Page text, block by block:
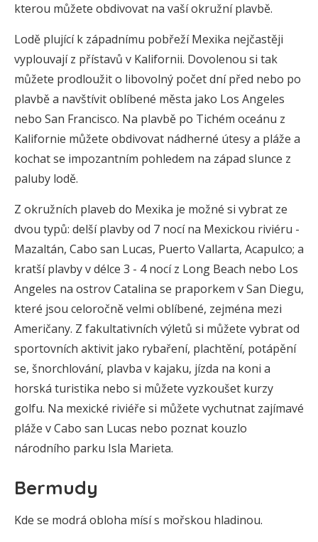
kterou můžete obdivovat na vaší okružní plavbě.
Lodě plující k západnímu pobřeží Mexika nejčastěji
vyplouvají z přístavů v Kalifornii. Dovolenou si tak
můžete prodloužit o libovolný počet dní před nebo po
plavbě a navštívit oblíbené města jako Los Angeles
nebo San Francisco. Na plavbě po Tichém oceánu z
Kalifornie můžete obdivovat nádherné útesy a pláže a
kochat se impozantním pohledem na západ slunce z
paluby lodě.
Z okružních plaveb do Mexika je možné si vybrat ze
dvou typů: delší plavby od 7 nocí na Mexickou riviéru -
Mazaltán, Cabo san Lucas, Puerto Vallarta, Acapulco; a
kratší plavby v délce 3 - 4 nocí z Long Beach nebo Los
Angeles na ostrov Catalina se praporkem v San Diegu,
které jsou celoročně velmi oblíbené, zejména mezi
Američany. Z fakultativních výletů si můžete vybrat od
sportovních aktivit jako rybaření, plachtění, potápění
se, šnorchlování, plavba v kajaku, jízda na koni a
horská turistika nebo si můžete vyzkoušet kurzy
golfu. Na mexické riviéře si můžete vychutnat zajímavé
pláže v Cabo san Lucas nebo poznat kouzlo
národního parku Isla Marieta.
Bermudy
Kde se modrá obloha mísí s mořskou hladinou.